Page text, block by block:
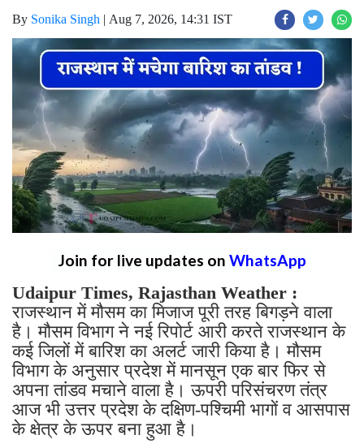
By Sonika Singh | Aug 7, 2026, 14:31 IST
Join for live updates on WhatsApp
Udaipur Times, Rajasthan Weather :
राजस्थान में मौसम का मिजाज पूरी तरह बिगड़ने वाला
है। मौसम विभाग ने नई रिपोर्ट आरी करते राजस्थान के
कई जिलों में बारिश का अलर्ट जारी किया है। मौसम
विभाग के अनुसार प्रदेश में मानसून एक बार फिर से
अपना तांडव मचाने वाला है। ऊपरी परिसंचरण तंत्र
आज भी उत्तर प्रदेश के दक्षिण-पश्चिमी भागों व आसपास
के क्षेत्र के ऊपर बना हुआ है।